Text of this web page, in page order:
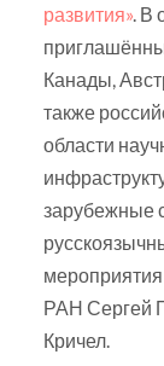
развития». В
Канады,
также
области
зарубежные
РАН Сергей
Кричел.